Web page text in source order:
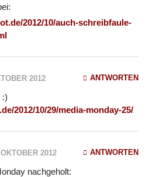
2012/10/auch-schreibfaule-
2012 ANTWORTEN
:)
2012/10/29/media-monday-25/
2012 ANTWORTEN
nachgeholt: